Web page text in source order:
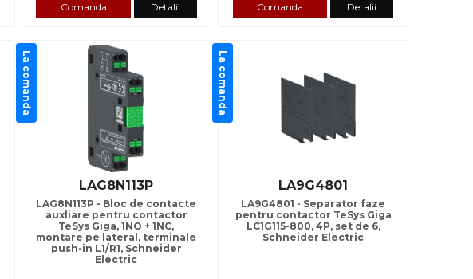
Comanda Detalii Comanda Detalii
La comanda
LAG8N113P
LAG8N113P - Bloc de contacte
auxliare pentru contactor
TeSys Giga, 1NO + 1NC,
montare pe lateral, terminale
push-in L1/R1, Schneider
Electric
La comanda
LA9G4801
LA9G4801 - Separator faze
pentru contactor TeSys Giga
LC1G115-800, 4P, set de 6,
Schneider Electric